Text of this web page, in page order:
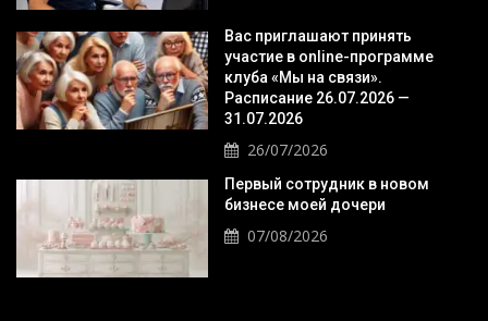
Вас приглашают принять
участие в online-программе
клуба «Мы на связи».
Расписание 26.07.2026 —
31.07.2026
26/07/2026
Первый сотрудник в новом
бизнесе моей дочери
07/08/2026